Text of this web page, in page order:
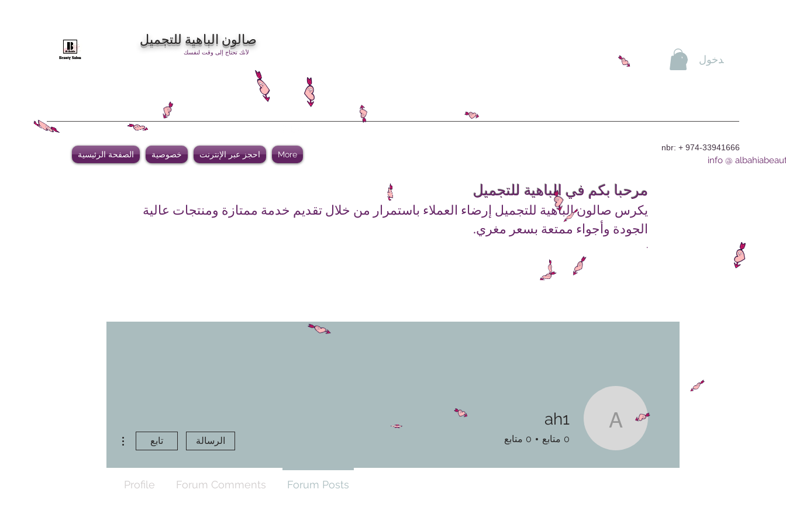
صالون الباهية للتجميل
لأنك تحتاج إلى وقت لنفسك
تسجيل الدخول
الصفحة الرئيسية خصوصية احجز عبر الإنترنت More
nbr: + 974-33941666
info @
مرحبا بكم في الباهية للتجميل
يكرس صالون الباهية للتجميل إرضاء العملاء باستمرار من خلال تقديم خدمة ممتازة ومنتجات عالية
الجودة وأجواء ممتعة بسعر مغري.
.
ah1
ah1
0 متابع 0 متابع الرسالة تابع
Profile Forum Comments Forum Posts